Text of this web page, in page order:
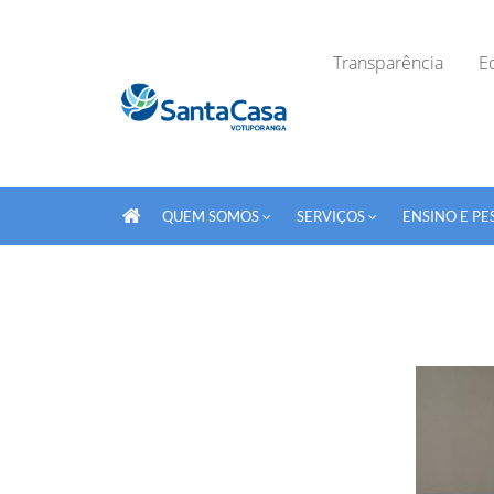
Transparência
QUEM SOMOS SERVIÇOS ENSINO E